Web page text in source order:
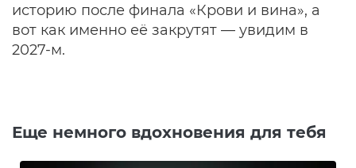
историю после финала «Крови и вина», а
вот как именно её закрутят — увидим в
2027-м.
Еще немного вдохновения для тебя